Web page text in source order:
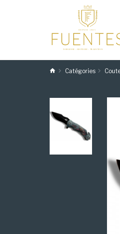
Catégories